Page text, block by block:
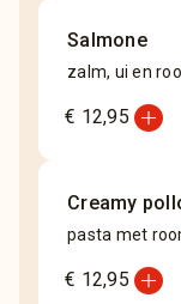
Salmone
zalm, ui en
€ 12,95 add_circle
Creamy
pasta met
€ 12,95 add_circle